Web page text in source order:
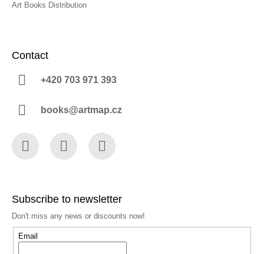
Art Books Distribution
Contact
+420 703 971 393
books@artmap.cz
Subscribe to newsletter
Don't miss any news or discounts now!
Email